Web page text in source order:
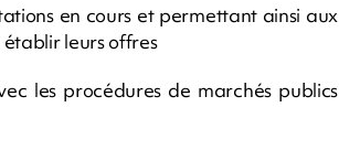
en cours et permettant ainsi aux
leurs offres
les procédures de marchés publics